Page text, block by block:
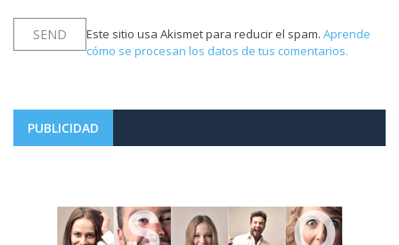
Este sitio usa Akismet para reducir el spam. Aprende
cómo se procesan los datos de tus comentarios.
PUBLICIDAD